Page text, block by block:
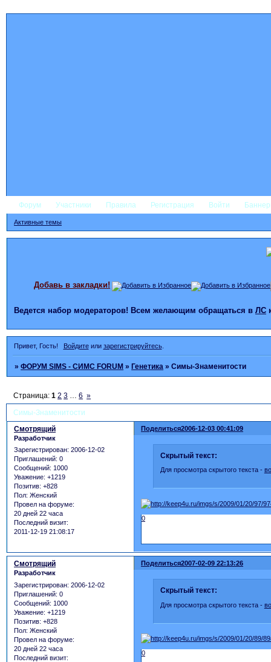
Форум Участники Правила Регистрация Войти
Активные темы
Добавь в закладки!
Ведется набор модераторов! Всем желающим обращаться в ЛС
Привет, Гость! Войдитеили зарегистрируйтесь.
»ФОРУМ SIMS - СИМС FORUM »Генетика »Симы-Знаменитости
Симы-Знаменитости
Страница:1 2 3 … 6 »
Поделиться2006-12-03 00:41:09
Смотрящий
Разработчик
Зарегистрирован: 2006-12-02
Приглашений: 0
Сообщений: 1000
Уважение: +1219
Позитив: +828
Пол: Женский
Провел на форуме:
20 дней 22 часа
Последний визит:
2011-12-19 21:08:17
Скрытый текст:
Для просмотра скрытого текста -
0
Поделиться2007-02-09 22:13:26
Смотрящий
Разработчик
Зарегистрирован: 2006-12-02
Приглашений: 0
Сообщений: 1000
Уважение: +1219
Позитив: +828
Пол: Женский
Провел на форуме:
20 дней 22 часа
Последний визит:
Скрытый текст:
Для просмотра скрытого текста -
0